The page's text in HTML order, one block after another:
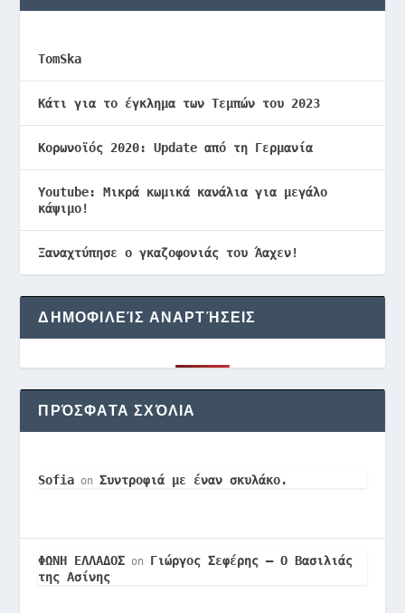
TomSka
Κάτι για το έγκλημα των Τεμπών του 2023
Κορωνοϊός 2020: Update από τη Γερμανία
Youtube: Μικρά κωμικά κανάλια για μεγάλο
κάψιμο!
Ξαναχτύπησε ο γκαζοφονιάς του Άαχεν!
ΔΗΜΟΦΙΛΕΊΣ ΑΝΑΡΤΉΣΕΙΣ
ΠΡΌΣΦΑΤΑ ΣΧΌΛΙΑ
Sofia onΣυντροφιά με έναν σκυλάκο.
ΦΩΝΗ ΕΛΛΑΔΟΣ on Γιώργος Σεφέρης – Ο Βασιλιάς
της Ασίνης